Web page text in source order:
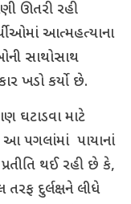
ઊતરી રહી
આત્મહત્યાના
સાથોસાથ
ખડો કર્યો છે.
ઘટાડવા માટે
પગલાંમાં પાયાનાં
થઈ રહી છે કે,
દુર્લક્ષને લીધે